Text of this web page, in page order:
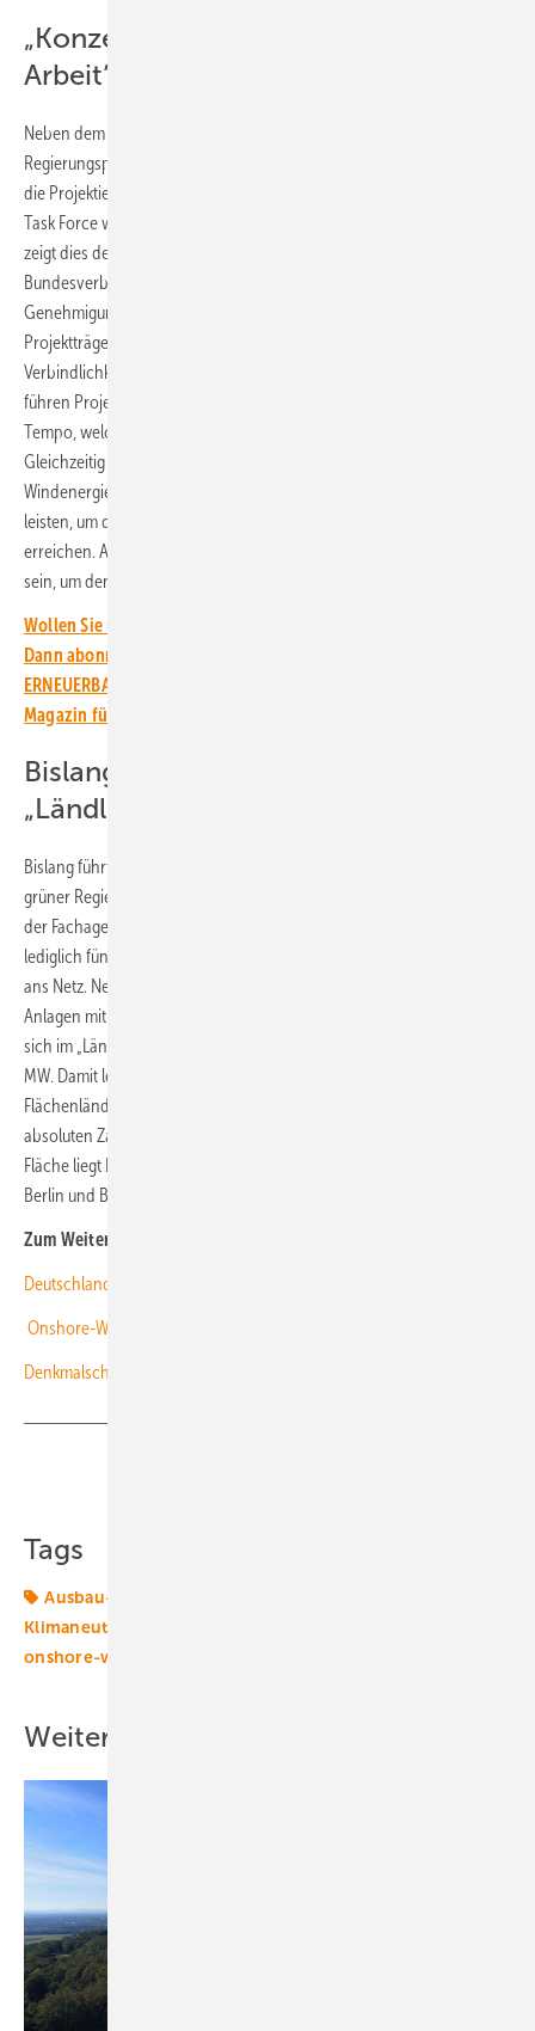
„Konzentrierte und zielorientierte
Arbeit“
Neben dem Umweltministerium, Vertreterinnen und Vertretern der
Regierungspräsidien und der Genehmigungsbehörden waren auch
die Projektierer in die Erarbeitung eingebunden. „Die Arbeit in der
Task Force war konzentriert und zielorientiert. Der Praxisleitfaden
zeigt dies deutlich“, sagte Wolfram Axthelm, Geschäftsführer des
Bundesverbands Windenergie (BWE). Wenn alle 44
Genehmigungsbehörden im Land diesen nun zugrunde legen und die
Projektträger ihn ebenso beachten, könne es zu einer neuen
Verbindlichkeit in den Genehmigungsverfahren kommen. „Zusammen
führen Projektmanagement, Termin- und Zeitkontrolle zu mehr
Tempo, welches wir dringend benötigen“, fügte Axthelm hinzu.
Gleichzeitig bleibe es bei der hohen Rechtssicherheit. Die
Windenergie werde auch im Süden den entscheidenden Beitrag
leisten, um die Energieabhängigkeit zu senken und Klimaneutralität zu
erreichen. Axthelm betonte: „Der Praxisleitfaden kann ein Baustein
sein, um den Zubau nun schnell zu dynamisieren.“
Wollen Sie über die Energiewende auf dem Laufenden bleiben?
Dann abonnieren Sie einfach den kostenlosen Newsletter von
ERNEUERBARE ENERGIEN – dem größten verbandsunabhängigen
Magazin für erneuerbare Energien in Deutschland!
Bislang nur 1.717 MW Wind im
„Ländle“
Bislang führt die Windenergie in Baden-Württemberg trotz jahrelanger
grüner Regierungsverantwortung ein Schattendasein. Nach Angaben
der Fachagentur Wind an Land gingen im ersten Halbjahr 2022
lediglich fünf Windenergieanlagen mit einer Leistung von rund 20 MW
ans Netz. Neu genehmigt wurden im selben Zeitraum lediglich neun
Anlagen mit 36 MW Gesamtleistung. Zum Stichtag 30. Juni drehten
sich im „Ländle“ 767 Windenergieanlagen mit einer Leistung von 1.717
MW. Damit legt das zweitgrößte Bundesland unter den
Flächenländern vor dem Saarland auf dem zweitletzten Platz, was die
absoluten Zahlen angeht. Bezogen auf die installierte Leistung pro
Fläche liegt Baden-Württemberg mit 48 Kilowatt pro Quadratmeter vor
Berlin und Bayern auf dem drittletzten Platz. (kw)
Zum Weiterlesen:
Deutschland reißt Klimaziel 2022 – auch wegen Rückkehr der Kohle
Onshore-Windpark-Tender 2022 besonders stark unterzeichnet
Denkmalschutz: „Strom für 100.000 Haushalte blockiert“
Tags
Ausbau-Ziele
Klimaneutralität
onshore-wind
Weitere Inhalte